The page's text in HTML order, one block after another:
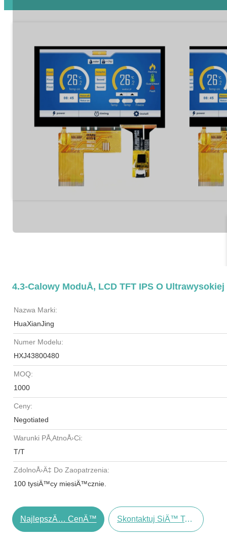
4.3-Calowy ModuÅ‚ LCD TFT IPS O
Nazwa Marki:
HuaXianJing
Numer Modelu:
HXJ43800480
MOQ:
1000
Ceny:
Negotiated
Warunki PÅ‚atnoÅ›ci:
T/T
ZdolnoÅ›Ä‡ Do Zaopatrzenia:
100 tysiÄ™cy miesiÄ™cznie.
NajlepszÄ… CenÄ™ Skontaktuj SiÄ™ Teraz